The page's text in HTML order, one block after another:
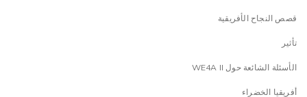
قصص النجاح الأفريقية
تأثير
الأسئلة الشائعة حول WE4A II
أفريقيا الخضراء